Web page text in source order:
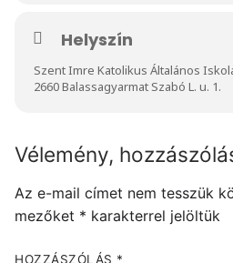
Helyszín
Szent Imre Katolikus Általános
2660 Balassagyarmat Szabó L. u. 1.
Vélemény,
Az e-mail címet nem tesszük
mezőket * karakterrel jelöltük
HOZZÁSZÓLÁS *